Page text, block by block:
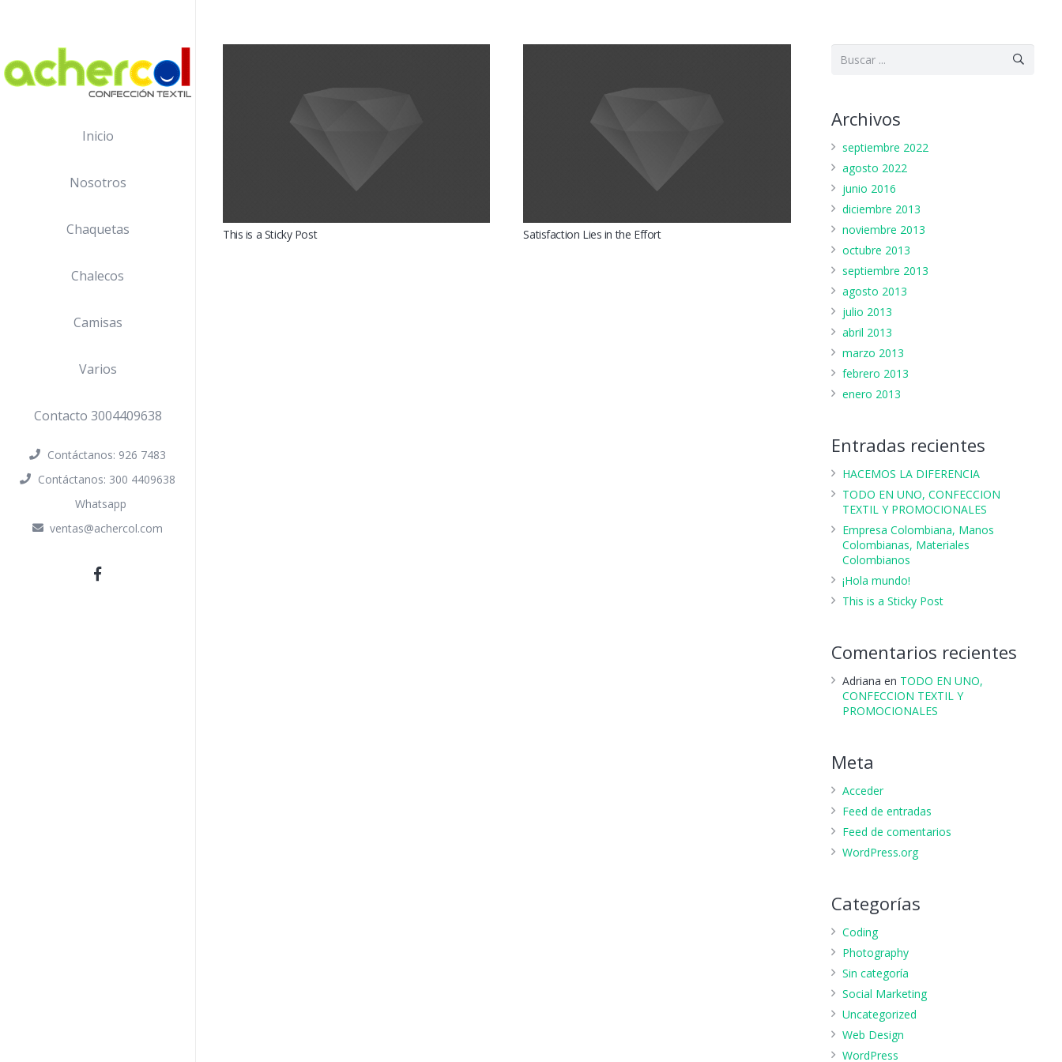
Inicio
Nosotros
Chaquetas
Chalecos
Camisas
Varios
Contacto 3004409638
Contáctanos: 926 7483
Contáctanos: 300 4409638
Whatsapp
ventas@achercol.com
This is a Sticky Post Satisfaction Lies in the Effort
Archivos
septiembre 2022
agosto 2022
junio 2016
diciembre 2013
noviembre 2013
octubre 2013
septiembre 2013
agosto 2013
julio 2013
abril 2013
marzo 2013
febrero 2013
enero 2013
Entradas recientes
HACEMOS LA DIFERENCIA
TODO EN UNO, CONFECCION
TEXTIL Y PROMOCIONALES
Empresa Colombiana, Manos
Colombianas, Materiales
Colombianos
¡Hola mundo!
This is a Sticky Post
Comentarios recientes
Adriana en TODO EN UNO,
CONFECCION TEXTIL Y
PROMOCIONALES
Meta
Acceder
Feed de entradas
Feed de comentarios
WordPress.org
Categorías
Coding
Photography
Sin categoría
Social Marketing
Uncategorized
Web Design
WordPress